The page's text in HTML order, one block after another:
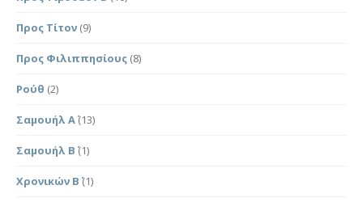
Προς Τίτον (9)
Προς Φιλιππησίους (8)
Ρούθ (2)
Σαμουήλ Α΄(13)
Σαμουήλ Β΄ (1)
Χρονικών Β΄ (1)